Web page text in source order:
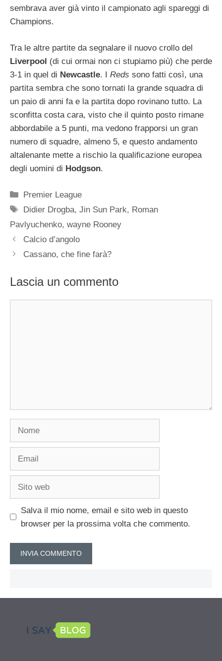
sembrava aver già vinto il campionato agli spareggi di
Champions.
Tra le altre partite da segnalare il nuovo crollo del
Liverpool (di cui ormai non ci stupiamo più) che perde
3-1 in quel di Newcastle. I Reds sono fatti così, una
partita sembra che sono tornati la grande squadra di
un paio di anni fa e la partita dopo rovinano tutto. La
sconfitta costa cara, visto che il quinto posto rimane
abbordabile a 5 punti, ma vedono frapporsi un gran
numero di squadre, almeno 5, e questo andamento
altalenante mette a rischio la qualificazione europea
degli uomini di Hodgson.
Categorie
Premier League
Tag
Didier Drogba,Jin Sun Park, Roman
Pavlyuchenko, wayne Rooney
Calcio d’angolo
Cassano, che fine farà?
Lascia un commento
Salva il mio nome, email e sito web in questo
browser per la prossima volta che commento.